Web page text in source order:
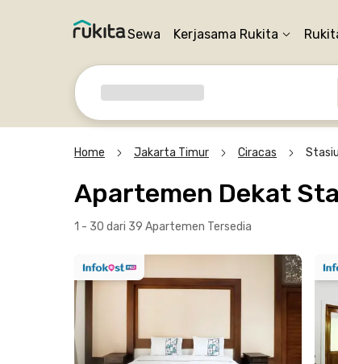
Sewa Kerjasama Rukita
Home Jakarta Timur Ciracas
Apartemen Dekat
1 - 30 dari 39 Apartemen Tersedia